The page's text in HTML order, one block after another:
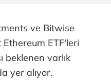
ve Bitwise
ETF'leri
beklenen varlık
yer alıyor.